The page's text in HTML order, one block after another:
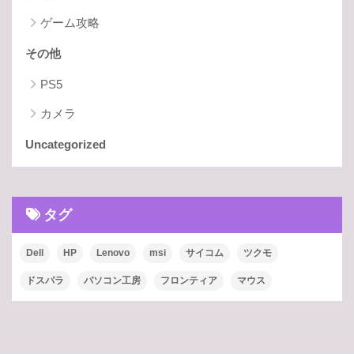
ゲーム攻略
その他
PS5
カメラ
Uncategorized
タグ
Dell HP Lenovo msi サイコム ツクモ
ドスパラ パソコン工房 フロンティア マウス